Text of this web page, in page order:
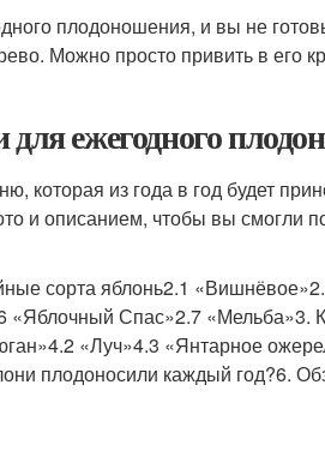
плодоношения, и вы не
Можно просто привить в его
ежегодного
которая из года в год будет
и описанием, чтобы вы смогли
сорта яблонь2.1
«Яблочный Спас»2.7 «Мельба»3.
«Луч»4.3 «Янтарное
плодоносили каждый год?6.